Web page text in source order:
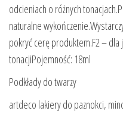
odcieniach o różnych
naturalne
pokryć cerę produktem.F2 – dla
tonacjiPojemność: 18ml
Podkłady do twarzy
artdeco lakiery do paznokci,